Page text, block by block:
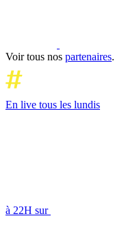
Voir tous nos partenaires.
En live tous les lundis
à 22H sur